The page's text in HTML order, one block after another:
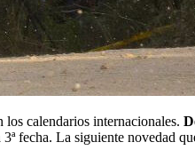
los calendarios internacionales.
3ª fecha. La siguiente novedad